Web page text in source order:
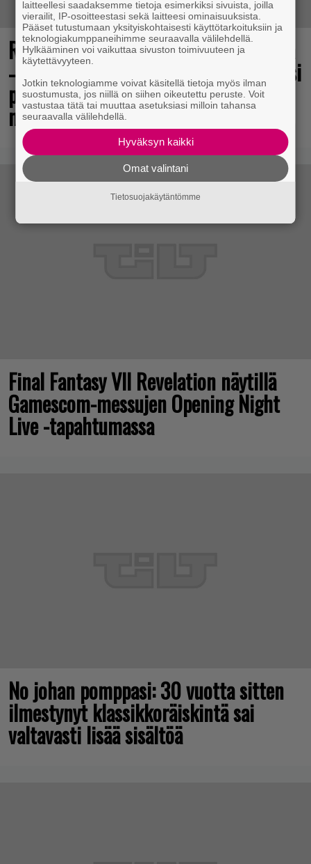
Rakastettu pelisarja täyttää 25 vuotta
– vuonna 2012 julkaistu osa ilmaiseksi
pc:lle, muita osia voi testailla
maksutta
Final Fantasy VII Revelation näytillä
Gamescom-messujen Opening Night
Live -tapahtumassa
No johan pomppasi: 30 vuotta sitten
ilmestynyt klassikkoräiskintä sai
valtavasti lisää sisältöä
laitteellesi saadaksemme tietoja esimerkiksi sivuista, joilla
vierailit, IP-osoitteestasi sekä laitteesi ominaisuuksista.
Pääset tutustumaan yksityiskohtaisesti käyttötarkoituksiin ja
teknologiakumppaneihimme seuraavalla välilehdellä.
Hylkääminen voi vaikuttaa sivuston toimivuuteen ja
käytettävyyteen.
Jotkin teknologiamme voivat käsitellä tietoja myös ilman
suostumusta, jos niillä on siihen oikeutettu peruste. Voit
vastustaa tätä tai muuttaa asetuksiasi milloin tahansa
seuraavalla välilehdellä.
Hyväksyn kaikki
Omat valintani
Tietosuojakäytäntömme